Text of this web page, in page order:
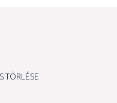
TÖRLÉSE